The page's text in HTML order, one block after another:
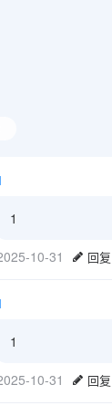
1
10-31 回复
1
10-31 回复